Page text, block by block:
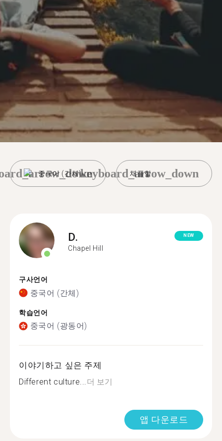
중국어 (간체) 채플힐
keyboard_arrow_down
D.
Chapel Hill
NEW
구사언어
중국어 (간체)
학습언어
중국어 (광동어)
이야기하고 싶은 주제
Different culture...더 보기
앱 다운로드